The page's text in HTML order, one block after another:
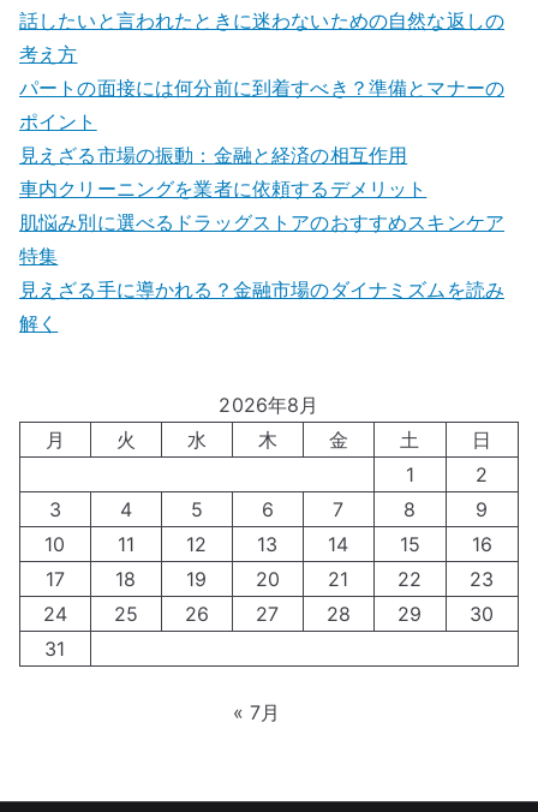
話したいと言われたときに迷わないための自然な返しの
考え方
パートの面接には何分前に到着すべき？準備とマナーの
ポイント
見えざる市場の振動：金融と経済の相互作用
車内クリーニングを業者に依頼するデメリット
肌悩み別に選べるドラッグストアのおすすめスキンケア
特集
見えざる手に導かれる？金融市場のダイナミズムを読み
解く
2026年8月
月
火 水 木 金 土
日
1
2
3
4 5 6 7 8
9
10
11 12 13 14 15
16
17
18 19 20 21 22
23
24
25 26 27 28 29
30
31
« 7月